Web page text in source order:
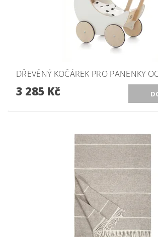
DŘEVĚNÝ KOČÁREK PRO PANENKY
3 285 Kč